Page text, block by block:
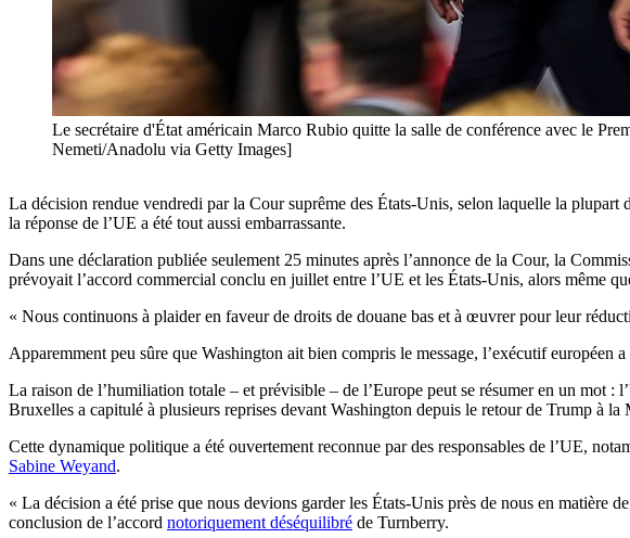
Le secrétaire d'État américain Marco Rubio quitte la salle de conférence avec le
Nemeti/Anadolu via Getty Images]
La décision rendue vendredi par la Cour suprême des États-Unis, selon laquelle la
la réponse de l’UE a été tout aussi embarrassante.
Dans une déclaration publiée seulement 25 minutes après l’annonce de la Cour, la
prévoyait l’accord commercial conclu en juillet entre l’UE et les États-Unis, alors même
« Nous continuons à plaider en faveur de droits de douane bas et à œuvrer pour leur
Apparemment peu sûre que Washington ait bien compris le message, l’exécutif européen a
La raison de l’humiliation totale – et prévisible – de l’Europe peut se résumer en un mot :
Bruxelles a capitulé à plusieurs reprises devant Washington depuis le retour de Trump à la
Cette dynamique politique a été ouvertement reconnue par des responsables de l’UE,
Sabine Weyand.
« La décision a été prise que nous devions garder les États-Unis près de nous en matière
conclusion de l’accord notoriquement déséquilibré de Turnberry.